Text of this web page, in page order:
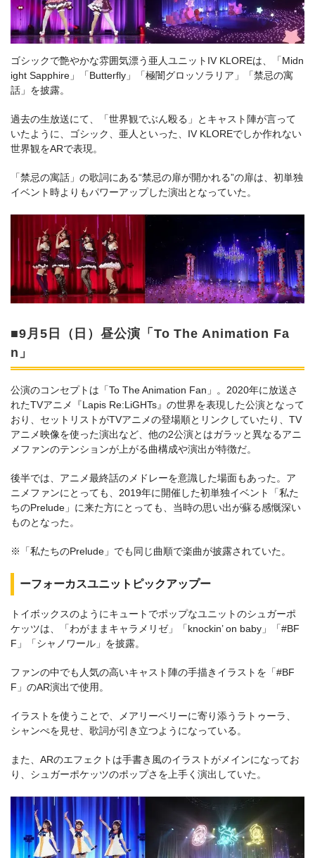
ゴシックで艶やかな雰囲気漂う亜人ユニットIV KLOREは、「Midn
ight Sapphire」「Butterfly」「極闇グロッソラリア」「禁忌の寓
話」を披露。
過去の生放送にて、「世界観でぶん殴る」とキャスト陣が言って
いたように、ゴシック、亜人といった、IV KLOREでしか作れない
世界観をARで表現。
「禁忌の寓話」の歌詞にある“禁忌の扉が開かれる”の扉は、初単独
イベント時よりもパワーアップした演出となっていた。
■9月5日（日）昼公演「To The Animation Fa
n」
公演のコンセプトは「To The Animation Fan」。2020年に放送さ
れたTVアニメ『Lapis Re:LiGHTs』の世界を表現した公演となって
おり、セットリストがTVアニメの登場順とリンクしていたり、TV
アニメ映像を使った演出など、他の2公演とはガラッと異なるアニ
メファンのテンションが上がる曲構成や演出が特徴だ。
後半では、アニメ最終話のメドレーを意識した場面もあった。ア
ニメファンにとっても、2019年に開催した初単独イベント「私た
ちのPrelude」に来た方にとっても、当時の思い出が蘇る感慨深い
ものとなった。
※「私たちのPrelude」でも同じ曲順で楽曲が披露されていた。
ーフォーカスユニットピックアップー
トイボックスのようにキュートでポップなユニットのシュガーポ
ケッツは、「わがままキャラメリゼ」「knockin’ on baby」「#BF
F」「シャノワール」を披露。
ファンの中でも人気の高いキャスト陣の手描きイラストを「#BF
F」のAR演出で使用。
イラストを使うことで、メアリーベリーに寄り添うラトゥーラ、
シャンぺを見せ、歌詞が引き立つようになっている。
また、ARのエフェクトは手書き風のイラストがメインになってお
り、シュガーポケッツのポップさを上手く演出していた。